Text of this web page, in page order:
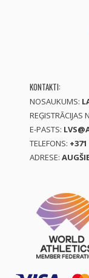
KONTAKTI:
NOSAUKUMS:
REĢISTRĀCIJAS
E-PASTS:
TELEFONS:
ADRESE: